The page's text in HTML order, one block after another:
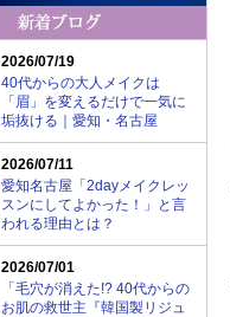
2026/07/19
40代からの大人メイクは
「眉」を変えるだけで一気に
垢抜ける｜愛知・名古屋
2026/07/11
愛知名古屋「2dayメイクレッ
スンにしてよかった！」と言
われる理由とは？
2026/07/01
「毛穴が消えた!? 40代からの
お肌の救世主『韓国製リジュ